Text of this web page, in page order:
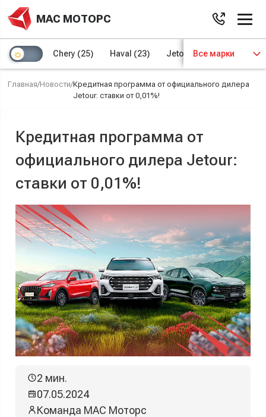
МАС МОТОРС
Chery (25) Haval (23) Jetour (8) Kaiyi (4)
Все марки
Главная/Новости/Кредитная программа от официального дилера
Jetour: ставки от 0,01%!
Кредитная программа от
официального дилера Jetour:
ставки от 0,01%!
2 мин.
07.05.2024
Команда МАС Моторс